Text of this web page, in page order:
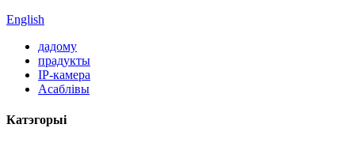
English
дадому
прадукты
IP-камера
Асаблівы
Катэгорыі